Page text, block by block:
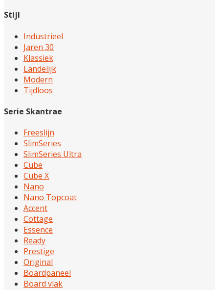
Stijl
Industrieel
Jaren 30
Klassiek
Landelijk
Modern
Tijdloos
Serie Skantrae
Freeslijn
SlimSeries
SlimSeries Ultra
Cube
Cube X
Nano
Nano Topcoat
Accent
Cottage
Essence
Ready
Prestige
Original
Boardpaneel
Board vlak